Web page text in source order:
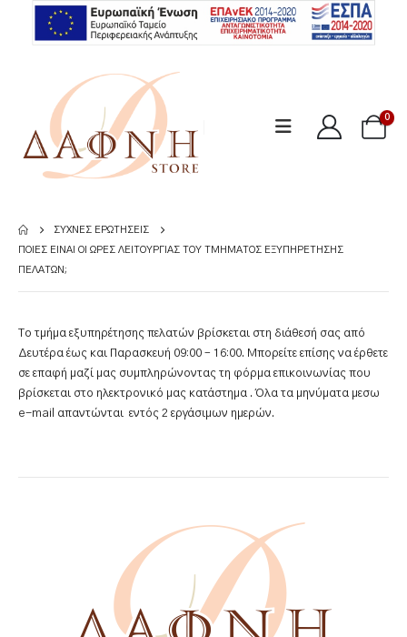
0
ΣΥΧΝΈΣ ΕΡΩΤΉΣΕΙΣ
ΠΟΙΕΣ ΕΊΝΑΙ ΟΙ ΏΡΕΣ ΛΕΙΤΟΥΡΓΊΑΣ ΤΟΥ ΤΜΉΜΑΤΟΣ ΕΞΥΠΗΡΈΤΗΣΗΣ
ΠΕΛΑΤΏΝ;
Το τμήμα εξυπηρέτησης πελατών βρίσκεται στη διάθεσή σας από
Δευτέρα έως και Παρασκευή 09:00 – 16:00. Μπορείτε επίσης να έρθετε
σε επαφή μαζί μας συμπληρώνοντας τη φόρμα επικοινωνίας που
βρίσκεται στο ηλεκτρονικό μας κατάστημα . Όλα τα μηνύματα μεσω
e-mail απαντώνται εντός 2 εργάσιμων ημερών.